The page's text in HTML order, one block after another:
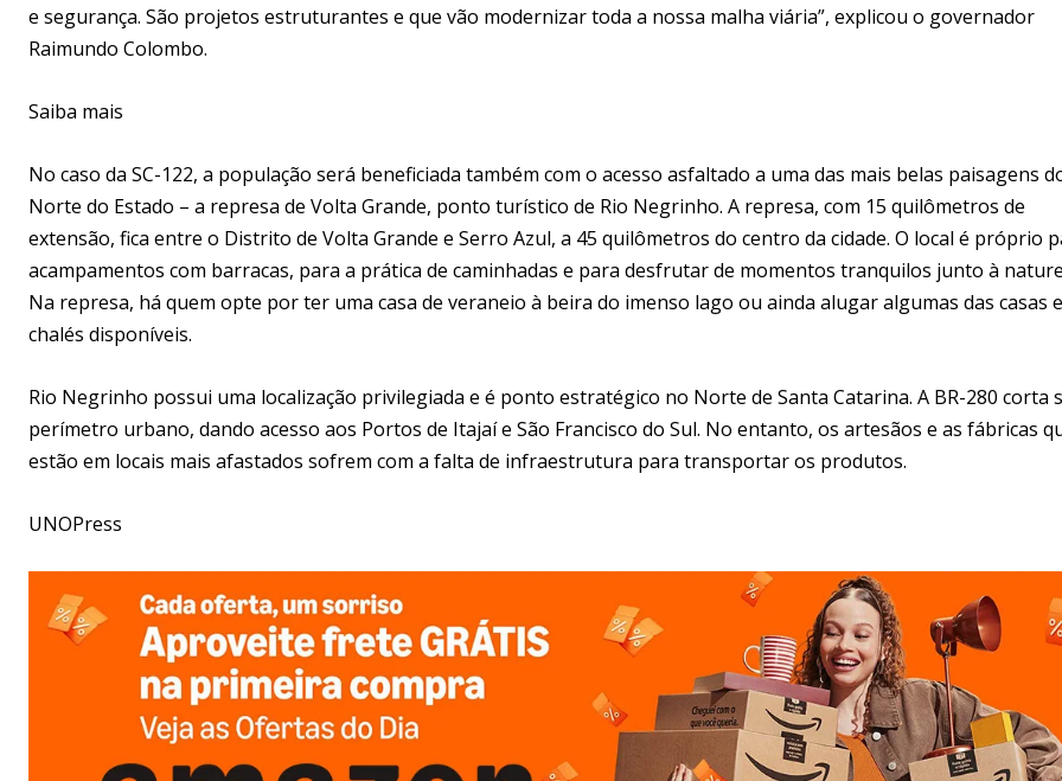
e segurança. São projetos estruturantes e que vão modernizar toda a nossa malha viária”, explicou o governador
Raimundo Colombo.
Saiba mais
No caso da SC-122, a população será beneficiada também com o acesso asfaltado a uma das mais belas paisagens
Norte do Estado – a represa de Volta Grande, ponto turístico de Rio Negrinho. A represa, com 15 quilômetros de
extensão, fica entre o Distrito de Volta Grande e Serro Azul, a 45 quilômetros do centro da cidade. O local é próprio
acampamentos com barracas, para a prática de caminhadas e para desfrutar de momentos tranquilos junto à
Na represa, há quem opte por ter uma casa de veraneio à beira do imenso lago ou ainda alugar algumas das casas e
chalés disponíveis.
Rio Negrinho possui uma localização privilegiada e é ponto estratégico no Norte de Santa Catarina. A BR-280 corta
perímetro urbano, dando acesso aos Portos de Itajaí e São Francisco do Sul. No entanto, os artesãos e as fábricas
estão em locais mais afastados sofrem com a falta de infraestrutura para transportar os produtos.
UNOPress